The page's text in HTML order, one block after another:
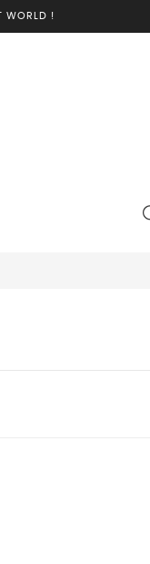
WORLD !